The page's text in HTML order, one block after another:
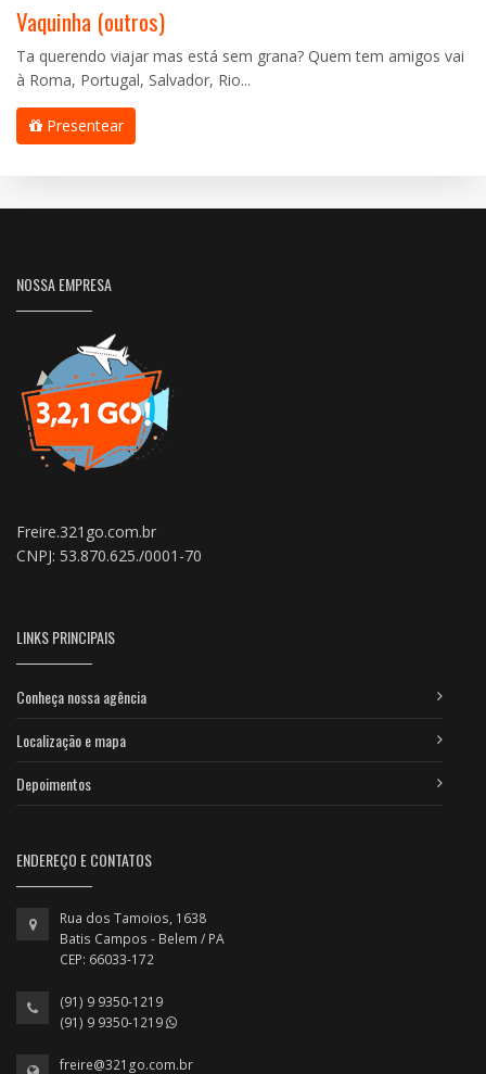
Vaquinha (outros)
Ta querendo viajar mas está sem grana? Quem tem amigos vai
à Roma, Portugal, Salvador, Rio...
Presentear
NOSSA EMPRESA
Freire.321go.com.br
CNPJ: 53.870.625./0001-70
LINKS PRINCIPAIS
Conheça nossa agência
Localização e mapa
Depoimentos
ENDEREÇO E CONTATOS
Rua dos Tamoios, 1638
Batis Campos - Belem / PA
CEP: 66033-172
(91) 9 9350-1219
(91) 9 9350-1219
freire@321go.com.br